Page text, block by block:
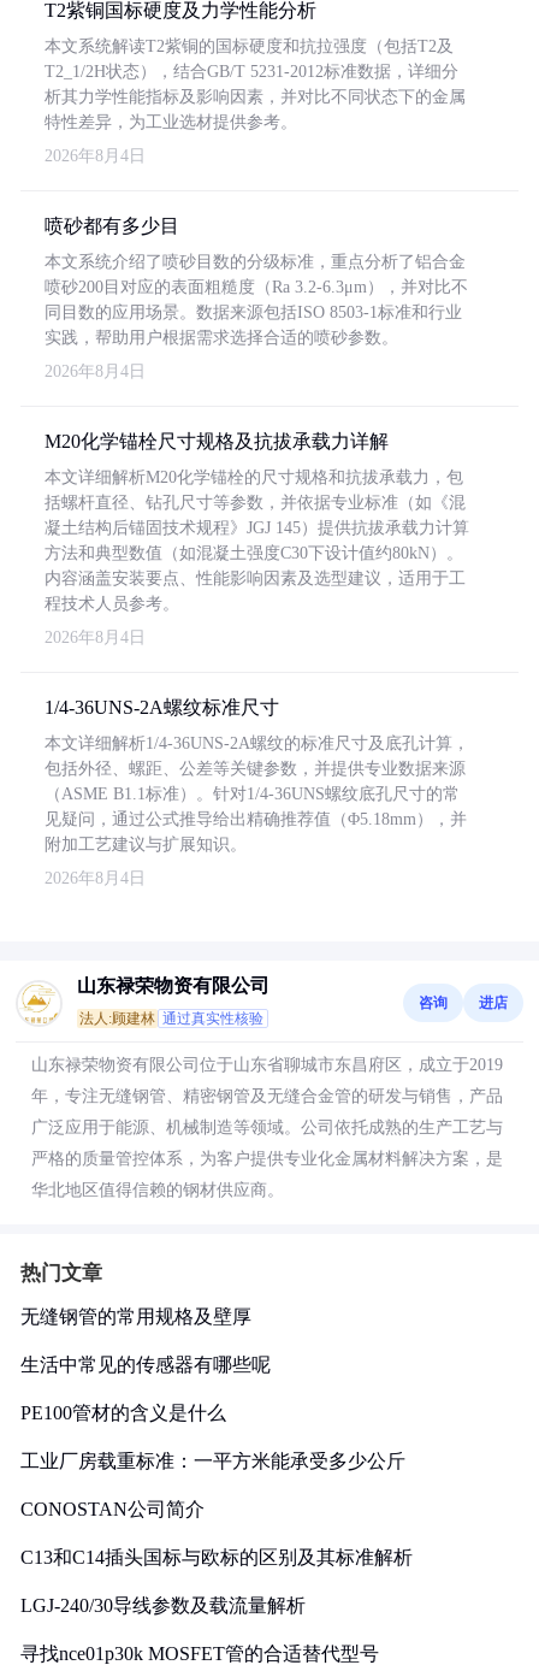
T2紫铜国标硬度及力学性能分析
本文系统解读T2紫铜的国标硬度和抗拉强度（包括T2及
T2_1/2H状态），结合GB/T 5231-2012标准数据，详细分
析其力学性能指标及影响因素，并对比不同状态下的金属
特性差异，为工业选材提供参考。
2026年8月4日
喷砂都有多少目
本文系统介绍了喷砂目数的分级标准，重点分析了铝合金
喷砂200目对应的表面粗糙度（Ra 3.2-6.3μm），并对比不
同目数的应用场景。数据来源包括ISO 8503-1标准和行业
实践，帮助用户根据需求选择合适的喷砂参数。
2026年8月4日
M20化学锚栓尺寸规格及抗拔承载力详解
本文详细解析M20化学锚栓的尺寸规格和抗拔承载力，包
括螺杆直径、钻孔尺寸等参数，并依据专业标准（如《混
凝土结构后锚固技术规程》JGJ 145）提供抗拔承载力计算
方法和典型数值（如混凝土强度C30下设计值约80kN）。
内容涵盖安装要点、性能影响因素及选型建议，适用于工
程技术人员参考。
2026年8月4日
1/4-36UNS-2A螺纹标准尺寸
本文详细解析1/4-36UNS-2A螺纹的标准尺寸及底孔计算，
包括外径、螺距、公差等关键参数，并提供专业数据来源
（ASME B1.1标准）。针对1/4-36UNS螺纹底孔尺寸的常
见疑问，通过公式推导给出精确推荐值（Φ5.18mm），并
附加工艺建议与扩展知识。
2026年8月4日
山东禄荣物资有限公司
法人:顾建林 通过真实性核验
咨询 进店
山东禄荣物资有限公司位于山东省聊城市东昌府区，成立于2019
年，专注无缝钢管、精密钢管及无缝合金管的研发与销售，产品
广泛应用于能源、机械制造等领域。公司依托成熟的生产工艺与
严格的质量管控体系，为客户提供专业化金属材料解决方案，是
华北地区值得信赖的钢材供应商。
热门文章
无缝钢管的常用规格及壁厚
生活中常见的传感器有哪些呢
PE100管材的含义是什么
工业厂房载重标准：一平方米能承受多少公斤
CONOSTAN公司简介
C13和C14插头国标与欧标的区别及其标准解析
LGJ-240/30导线参数及载流量解析
寻找nce01p30k MOSFET管的合适替代型号